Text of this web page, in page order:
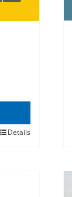
Details